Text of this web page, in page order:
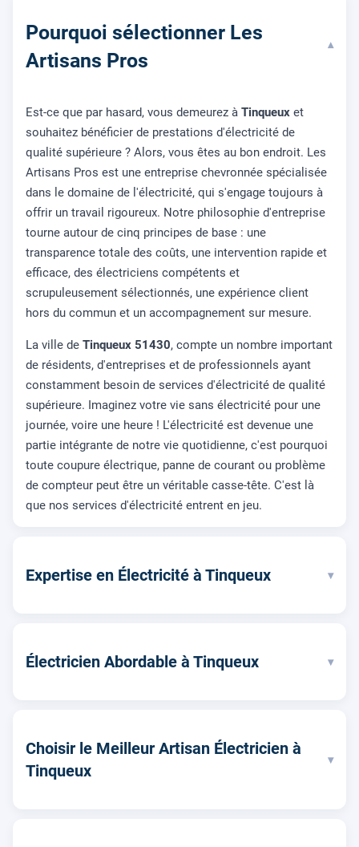
Pourquoi sélectionner Les
Artisans Pros
▾
Est-ce que par hasard, vous demeurez à Tinqueux et
souhaitez bénéficier de prestations d'électricité de
qualité supérieure ? Alors, vous êtes au bon endroit. Les
Artisans Pros est une entreprise chevronnée spécialisée
dans le domaine de l'électricité, qui s'engage toujours à
offrir un travail rigoureux. Notre philosophie d'entreprise
tourne autour de cinq principes de base : une
transparence totale des coûts, une intervention rapide et
efficace, des électriciens compétents et
scrupuleusement sélectionnés, une expérience client
hors du commun et un accompagnement sur mesure.
La ville de Tinqueux 51430, compte un nombre important
de résidents, d'entreprises et de professionnels ayant
constamment besoin de services d'électricité de qualité
supérieure. Imaginez votre vie sans électricité pour une
journée, voire une heure ! L'électricité est devenue une
partie intégrante de notre vie quotidienne, c'est pourquoi
toute coupure électrique, panne de courant ou problème
de compteur peut être un véritable casse-tête. C'est là
que nos services d'électricité entrent en jeu.
Expertise en Électricité à Tinqueux ▾
Électricien Abordable à Tinqueux ▾
Choisir le Meilleur Artisan Électricien à
Tinqueux
▾